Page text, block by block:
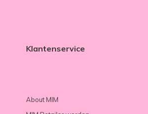
Klantenservice
About MIM